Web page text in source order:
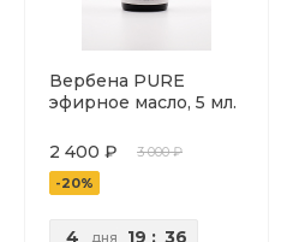
Вербена PURE
эфирное масло, 5 мл.
2 400 ₽
3 000 ₽
-20%
дня